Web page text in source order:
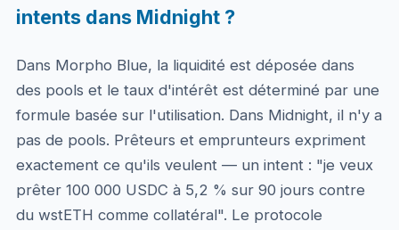
intents dans Midnight ?
Dans Morpho Blue, la liquidité est déposée dans
des pools et le taux d'intérêt est déterminé par une
formule basée sur l'utilisation. Dans Midnight, il n'y a
pas de pools. Prêteurs et emprunteurs expriment
exactement ce qu'ils veulent — un intent : "je veux
prêter 100 000 USDC à 5,2 % sur 90 jours contre
du wstETH comme collatéral". Le protocole